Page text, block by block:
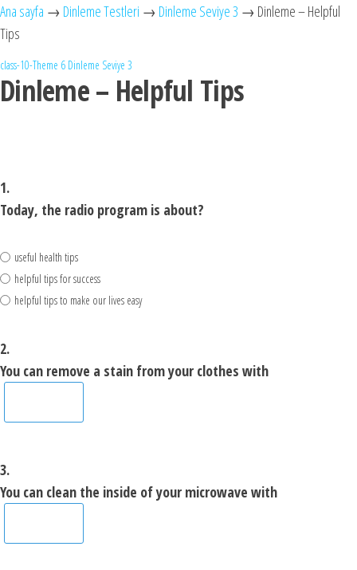
Ana sayfa → Dinleme Testleri → Dinleme Seviye 3 → Dinleme – Helpful
Tips
class-10-Theme 6 Dinleme Seviye 3
Dinleme – Helpful Tips
1.
Today, the radio program is about?
useful health tips
helpful tips for success
helpful tips to make our lives easy
2.
You can remove a stain from your clothes with
3.
You can clean the inside of your microwave with